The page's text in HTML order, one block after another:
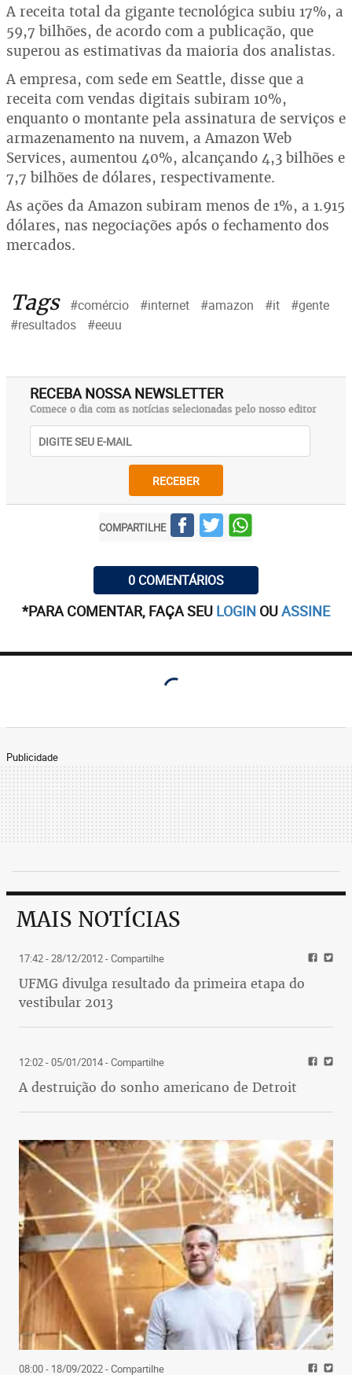
A receita total da gigante tecnológica subiu 17%, a
59,7 bilhões, de acordo com a publicação, que
superou as estimativas da maioria dos analistas.
A empresa, com sede em Seattle, disse que a
receita com vendas digitais subiram 10%,
enquanto o montante pela assinatura de serviços e
armazenamento na nuvem, a Amazon Web
Services, aumentou 40%, alcançando 4,3 bilhões e
7,7 bilhões de dólares, respectivamente.
As ações da Amazon subiram menos de 1%, a 1.915
dólares, nas negociações após o fechamento dos
mercados.
Tags #comércio #internet #amazon #it
#gente
#resultados
#eeuu
RECEBA NOSSA NEWSLETTER
Comece o dia com as notícias selecionadas pelo nosso editor
RECEBER
COMPARTILHE
0 COMENTÁRIOS
*PARA COMENTAR, FAÇA SEU LOGIN OUASSINE
Publicidade
MAIS NOTÍCIAS
17:42 - 28/12/2012- Compartilhe
UFMG divulga resultado da primeira etapa do
vestibular 2013
12:02 - 05/01/2014- Compartilhe
A destruição do sonho americano de Detroit
08:00 - 18/09/2022- Compartilhe